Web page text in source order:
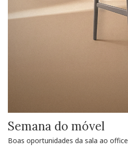
Semana do móvel
Boas oportunidades da sala ao office